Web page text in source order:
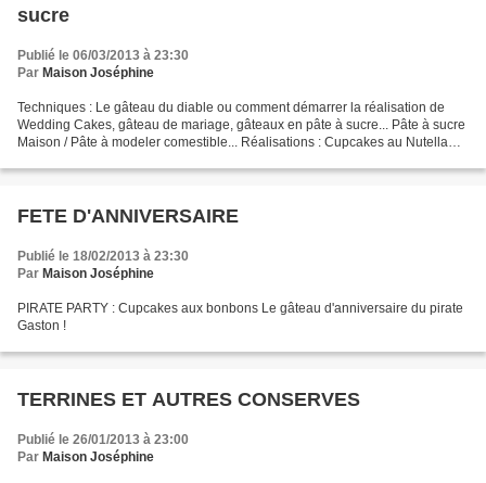
sucre
Publié le 06/03/2013 à 23:30
Par Maison Joséphine
Techniques : Le gâteau du diable ou comment démarrer la réalisation de
Wedding Cakes, gâteau de mariage, gâteaux en pâte à sucre... Pâte à sucre
Maison / Pâte à modeler comestible... Réalisations : Cupcakes au Nutella
FETE D'ANNIVERSAIRE
Publié le 18/02/2013 à 23:30
Par Maison Joséphine
PIRATE PARTY : Cupcakes aux bonbons Le gâteau d'anniversaire du pirate
Gaston !
TERRINES ET AUTRES CONSERVES
Publié le 26/01/2013 à 23:00
Par Maison Joséphine